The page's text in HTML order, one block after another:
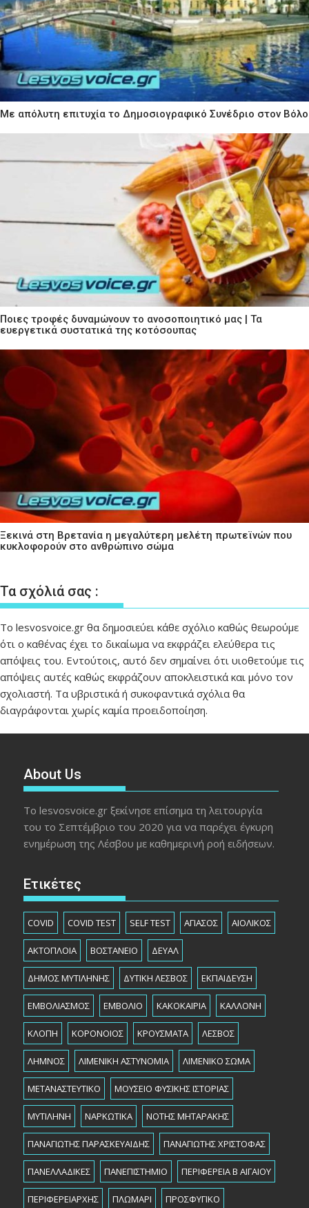
Με απόλυτη επιτυχία το Δημοσιογραφικό Συνέδριο στον Βόλο
Ποιες τροφές δυναμώνουν το ανοσοποιητικό μας | Τα
ευεργετικά συστατικά της κοτόσουπας
Ξεκινά στη Βρετανία η μεγαλύτερη μελέτη πρωτεϊνών που
κυκλοφορούν στο ανθρώπινο σώμα
Τα σχόλιά σας :
Το lesvosvoice.gr θα δημοσιεύει κάθε σχόλιο καθώς θεωρούμε
ότι ο καθένας έχει το δικαίωμα να εκφράζει ελεύθερα τις
απόψεις του. Εντούτοις, αυτό δεν σημαίνει ότι υιοθετούμε τις
απόψεις αυτές καθώς εκφράζουν αποκλειστικά και μόνο τον
σχολιαστή. Τα υβριστικά ή συκοφαντικά σχόλια θα
διαγράφονται χωρίς καμία προειδοποίηση.
About Us
Το lesvosvoice.gr ξεκίνησε επίσημα τη λειτουργία
του το Σεπτέμβριο του 2020 για να παρέχει έγκυρη
ενημέρωση της Λέσβου με καθημερινή ροή ειδήσεων.
Ετικέτες
COVID COVID TEST SELF TEST ΑΓΙΑΣΟΣ ΑΙΟΛΙΚΟΣ
ΑΚΤΟΠΛΟΙΑ ΒΟΣΤΑΝΕΙΟ ΔΕΥΑΛ
ΔΗΜΟΣ ΜΥΤΙΛΗΝΗΣ ΔΥΤΙΚΗ ΛΕΣΒΟΣ ΕΚΠΑΙΔΕΥΣΗ
ΕΜΒΟΛΙΑΣΜΟΣ ΕΜΒΟΛΙΟ ΚΑΚΟΚΑΙΡΙΑ ΚΑΛΛΟΝΗ
ΚΛΟΠΗ ΚΟΡΟΝΟΙΟΣ ΚΡΟΥΣΜΑΤΑ ΛΕΣΒΟΣ
ΛΗΜΝΟΣ ΛΙΜΕΝΙΚΗ ΑΣΤΥΝΟΜΙΑ ΛΙΜΕΝΙΚΟ ΣΩΜΑ
ΜΕΤΑΝΑΣΤΕΥΤΙΚΟ ΜΟΥΣΕΙΟ ΦΥΣΙΚΗΣ ΙΣΤΟΡΙΑΣ
ΜΥΤΙΛΗΝΗ ΝΑΡΚΩΤΙΚΑ ΝΟΤΗΣ ΜΗΤΑΡΑΚΗΣ
ΠΑΝΑΓΙΩΤΗΣ ΠΑΡΑΣΚΕΥΑΙΔΗΣ ΠΑΝΑΓΙΩΤΗΣ ΧΡΙΣΤΟΦΑΣ
ΠΑΝΕΛΛΑΔΙΚΕΣ ΠΑΝΕΠΙΣΤΗΜΙΟ ΠΕΡΙΦΕΡΕΙΑ Β ΑΙΓΑΙΟΥ
ΠΕΡΙΦΕΡΕΙΑΡΧHΣ ΠΛΩΜΑΡΙ ΠΡΟΣΦΥΓΙΚΟ